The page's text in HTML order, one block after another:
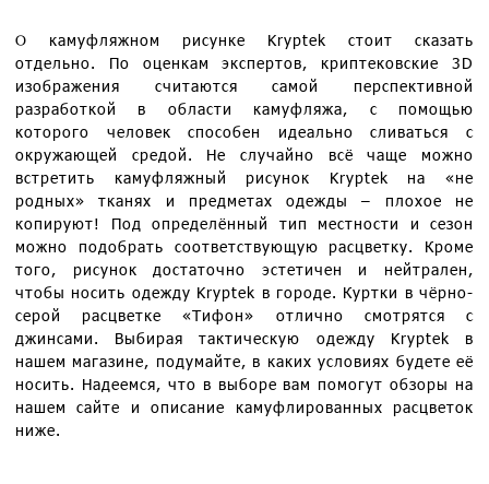
О камуфляжном рисунке Kryptek стоит сказать
отдельно. По оценкам экспертов, криптековские 3D
изображения считаются самой перспективной
разработкой в области камуфляжа, с помощью
которого человек способен идеально сливаться с
окружающей средой. Не случайно всё чаще можно
встретить камуфляжный рисунок Kryptek на «не
родных» тканях и предметах одежды – плохое не
копируют! Под определённый тип местности и сезон
можно подобрать соответствующую расцветку. Кроме
того, рисунок достаточно эстетичен и нейтрален,
чтобы носить одежду Kryptek в городе. Куртки в чёрно-
серой расцветке «Тифон» отлично смотрятся с
джинсами. Выбирая тактическую одежду Kryptek в
нашем магазине, подумайте, в каких условиях будете её
носить. Надеемся, что в выборе вам помогут обзоры на
нашем сайте и описание камуфлированных расцветок
ниже.